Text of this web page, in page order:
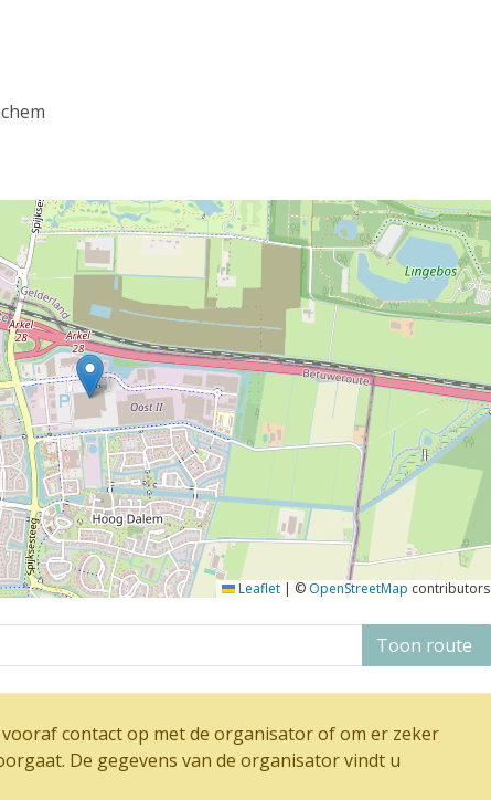
Leaflet | © OpenStreetMap contributors
Toon route
contact op met de organisator of om er zeker
De gegevens van de organisator vindt u